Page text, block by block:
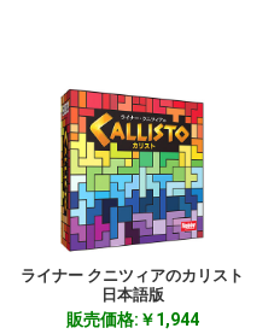
ライナー クニツィアのカリスト
日本語版
販売価格:￥1,944